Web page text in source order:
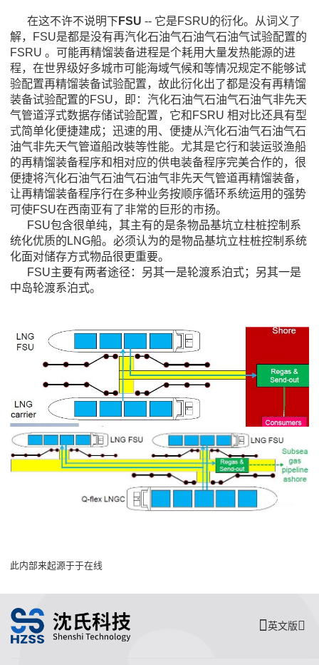
在这不许不说明下FSU -- 它是FSRU的衍化。从词义了
解，FSU是都是没有再汽化石油气石油气石油气试验配置的
FSRU 。可能再精馏装备进程是个耗用大量发热能源的进
程，在世界级好多城市可能海域气候和等情况规定不能够试
验配置再精馏装备试验配置，故此衍化出了都是没有再精馏
装备试验配置的FSU，即：汽化石油气石油气石油气非先天
气管道浮式数据存储试验配置，它和FSRU 相对比还具有型
式简单化便捷建成；迅速的用、便捷从汽化石油气石油气石
油气非先天气管道船改裝等性能。尤其是它行和装运驳渔船
的再精馏装备程序和相对应的供电装备程序完美合作的，很
便捷将汽化石油气石油气石油气非先天气管道再精馏装备，
让再精馏装备程序行在多种业务按顺序循环系统运用的强势
可使FSU在西南亚有了非常的巨形的市扬。
FSU包含很单纯，其主有的是条物品基坑立柱桩控制系
统化优质的LNG船。必须认为的是物品基坑立柱桩控制系统
化面对储存方式物品很更重要。
FSU主要有两者途径：另其一是轮渡系泊式；另其一是
中岛轮渡系泊式。
此内部来起源于于在线
英文版